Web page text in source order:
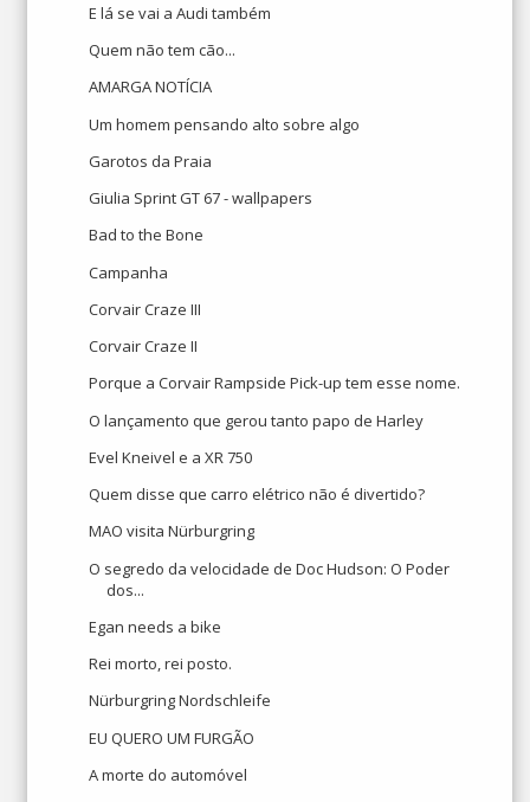
E lá se vai a Audi também
Quem não tem cão...
AMARGA NOTÍCIA
Um homem pensando alto sobre algo
Garotos da Praia
Giulia Sprint GT 67 - wallpapers
Bad to the Bone
Campanha
Corvair Craze III
Corvair Craze II
Porque a Corvair Rampside Pick-up tem esse nome.
O lançamento que gerou tanto papo de Harley
Evel Kneivel e a XR 750
Quem disse que carro elétrico não é divertido?
MAO visita Nürburgring
O segredo da velocidade de Doc Hudson: O Poder
dos...
Egan needs a bike
Rei morto, rei posto.
Nürburgring Nordschleife
EU QUERO UM FURGÃO
A morte do automóvel